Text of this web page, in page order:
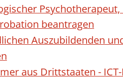
beantragen
Auszubildenden
aus Drittstaaten -